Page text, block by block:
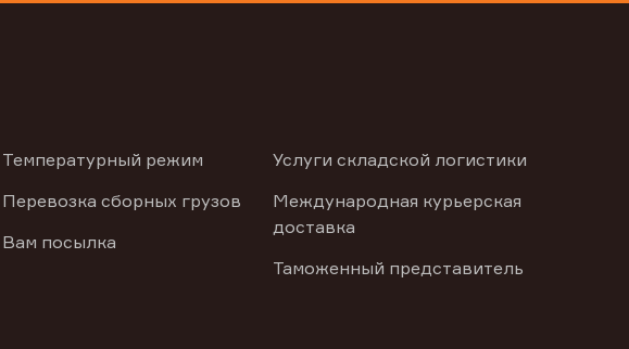
Температурный режим
Перевозка сборных грузов
Вам посылка
Услуги складской логистики
Международная курьерская
доставка
Таможенный представитель